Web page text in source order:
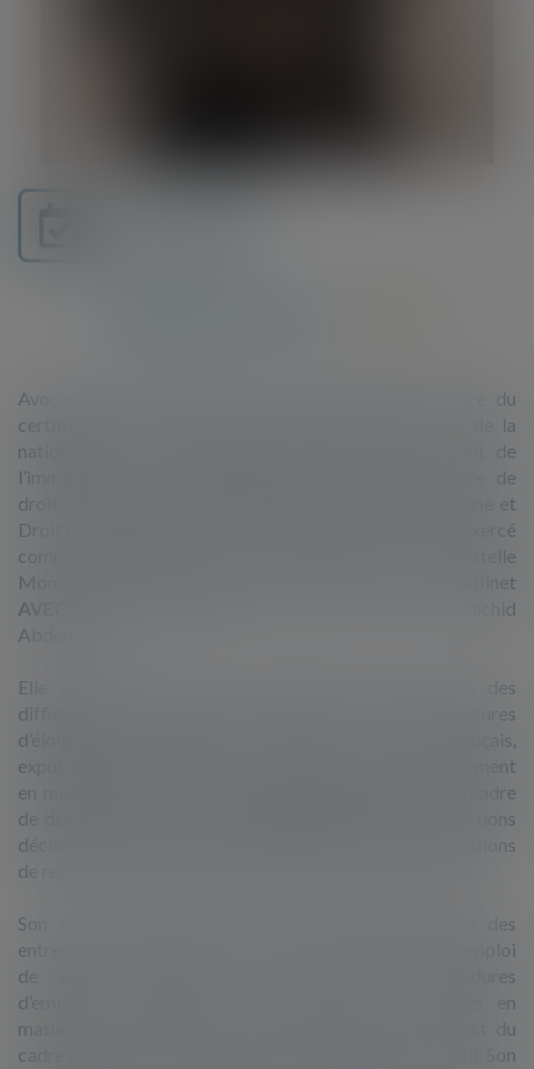
Avocate depuis 2013, Maître Anaïs Place est titulaire du
certificat de spécialisation en droit des étrangers et de la
nationalité, avec une qualification spécifique en droit de
l’immigration professionnelle. Diplômée du Magistère de
droit des activités économiques et du Master 2 Personne et
Droit de l’Université Paris 1 Panthéon‑Sorbonne, elle a exercé
comme collaboratrice au sein du cabinet de Me Christelle
Monconduit à Cergy, avant de fonder, en 2019, le cabinet
AVEC VOUS AVOCATS,
aux côtés de Me Rachid
Abderrezak.
Elle intervient auprès de particuliers confrontés à des
difficultés liées à leur droit au séjour, ou à des mesures
d’éloignement (obligation de quitter le territoire français,
expulsion, interdiction du territoire français) mais également
en matière de droit de la nationalité française, dans le cadre
de demandes de certificat de nationalité française, d’actions
déclaratoires devant le tribunal judiciaire et de contestations
de refus d’enregistrement de déclarations de nationalité.
Son activité s’étend par ailleurs à l’accompagnement des
entreprises confrontées aux enjeux juridiques liés à l’emploi
de salariés étrangers. Elle sécurise les procédures
d’embauche, conseille sur les dispositifs applicables en
matière de mobilité internationale et veille au respect du
cadre réglementaire en matière d’autorisation de travail. Son